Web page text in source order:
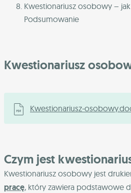
Kwestionariusz osobowy –
Podsumowanie
Kwestionariusz
Kwestionariusz-
Czym jest
Kwestionariusz osobowy jest
pracę, który zawiera podstawowe